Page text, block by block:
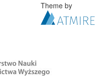
Theme by